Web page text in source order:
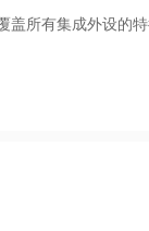
所有集成外设的